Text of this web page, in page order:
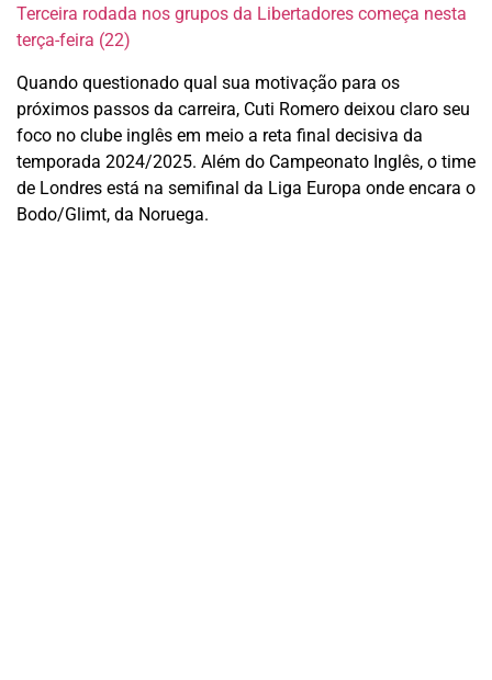
Terceira rodada nos grupos da Libertadores começa nesta
terça-feira (22)
Quando questionado qual sua motivação para os
próximos passos da carreira, Cuti Romero deixou claro seu
foco no clube inglês em meio a reta final decisiva da
temporada 2024/2025. Além do Campeonato Inglês, o time
de Londres está na semifinal da Liga Europa onde encara o
Bodo/Glimt, da Noruega.